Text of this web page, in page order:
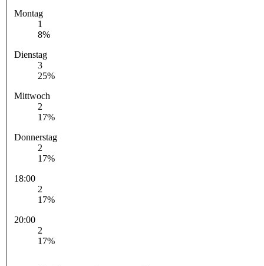
Montag
1
8%
Dienstag
3
25%
Mittwoch
2
17%
Donnerstag
2
17%
18:00
2
17%
20:00
2
17%